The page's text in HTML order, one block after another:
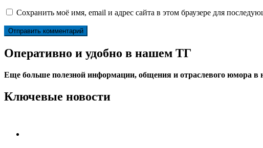
Сохранить моё имя, email и адрес сайта в этом браузере для
Оперативно и удобно в нашем ТГ
Еще больше полезной информации, общения и отраслевого юмора в
Ключевые новости